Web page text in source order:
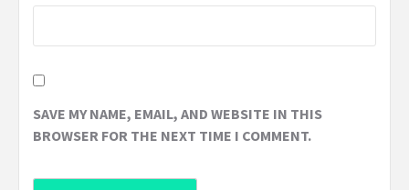
SAVE MY NAME, EMAIL, AND WEBSITE IN THIS
BROWSER FOR THE NEXT TIME I COMMENT.